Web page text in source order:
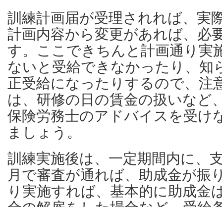
訓練計画届が受理されれば、実
計画内容から変更があれば、必
す。ここできちんと計画通り実
ないと受給できなかったり、知
正受給になったりするので、注
は、研修の日の賃金の扱いなど
保険労務士のアドバイスを受け
ましょう。
訓練実施後は、一定期間内に、
月で審査が通れば、助成金が振
り実施すれば、基本的に助成金